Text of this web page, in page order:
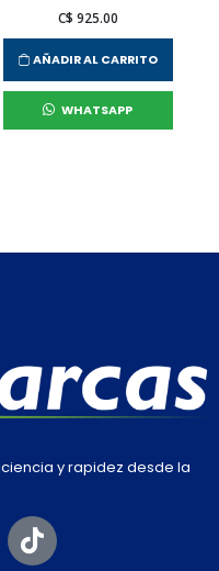
C$ 925.00
AÑADIR AL CARRITO
WHATSAPP
y rapidez desde la